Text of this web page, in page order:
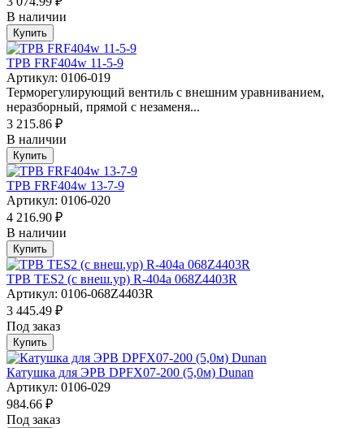
В наличии
Купить
ТРВ FRF404w 11-5-9
Артикул: 0106-019
Терморегулирующий вентиль с внешним уравниванием,
неразборный, прямой с незаменя...
3 215.86 ₽
В наличии
Купить
ТРВ FRF404w 13-7-9
Артикул: 0106-020
4 216.90 ₽
В наличии
Купить
ТРВ TES2 (с внеш.ур) R-404a 068Z4403R
Артикул: 0106-068Z4403R
3 445.49 ₽
Под заказ
Купить
Катушка для ЭРВ DPFX07-200 (5,0м) Dunan
Артикул: 0106-029
984.66 ₽
Под заказ